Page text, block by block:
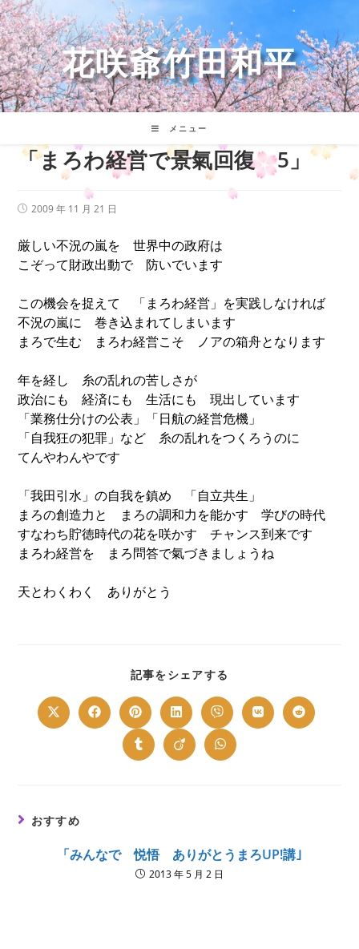
コ
ン
テ
ン
ツ
へ
ス
花咲爺竹田和平
メニュー
「まろわ経営で景氣回復 5」
投
開
日:
2009 年 11 月 21 日
厳しい不況の嵐を 世界中の政府は
こぞって財政出動で 防いでいます
この機会を捉えて 「まろわ経営」を実践しなければ
不況の嵐に 巻き込まれてしまいます
まろで生む まろわ経営こそ ノアの箱舟となります
年を経し 糸の乱れの苦しさが
政治にも 経済にも 生活にも 現出しています
「業務仕分けの公表」「日航の経営危機」
「自我狂の犯罪」など 糸の乱れをつくろうのに
てんやわんやです
「我田引水」の自我を鎮め 「自立共生」
まろの創造力と まろの調和力を能かす 学びの時代
すなわち貯徳時代の花を咲かす チャンス到来です
まろわ経営を まろ問答で氣づきましょうね
天とわくわく ありがとう
記事をシェアする
CONTENT
Opens
in
Opens
in
window
Opens
in
a
new
window
Opens
in
a
new
window
Opens
in
a
new
window
Opens
in
Opens
in
Opens
in
Opens
in
Opens
in
おすすめ
「みんなで 悦悟 ありがとうまろUP!講｣
2013 年 5 月 2 日